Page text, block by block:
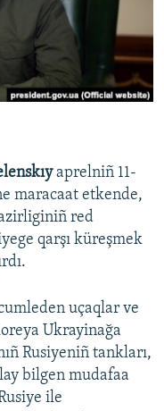
aprelniñ 11-
maracaat etkende,
red
qarşı küreşmek
uçaqlar ve
Ukrayinağa
Rusiyeniñ tankları,
bilgen mudafaa
ile